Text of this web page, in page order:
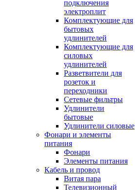
подключения
электроплит
Комплектующие для
бытовых
удлинителей
Комплектующие для
силовых
удлинителей
Разветвители для
розеток и
переходники
Сетевые фильтры
Удлинители
бытовые
Удлинители силовые
Фонари и элементы
питания
Фонари
Элементы питания
Кабель и провод
Витая пара
Телевизионный